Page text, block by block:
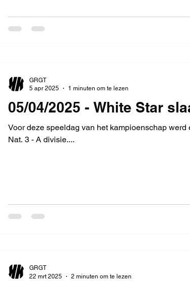
05/04/2025 - White Star
Voor deze speeldag van het kampioenschap
Nat. 3 - A divisie....
GRGT
5 apr 2025
1 minuten om te lezen
GRGT
22 mrt 2025
2 minuten om te lezen